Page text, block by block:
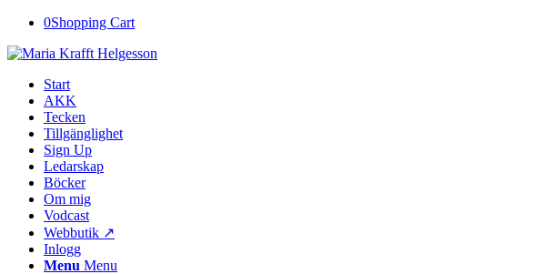
0Shopping Cart
Start
AKK
Tecken
Tillgänglighet
Sign Up
Ledarskap
Böcker
Om mig
Vodcast
Webbutik ↗
Inlogg
Menu Menu